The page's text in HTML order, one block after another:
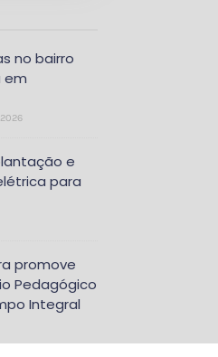
no bairro
em
e
para
promove
Pedagógico
Integral